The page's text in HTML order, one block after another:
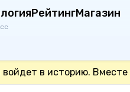
РейтингМагазин
войдет в историю. Вместе